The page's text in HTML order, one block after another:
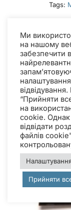
Tags:
Ми
на нашому
забезпечити
“Прийняти
на
cookie.
відвідати
файлів
Прийняти